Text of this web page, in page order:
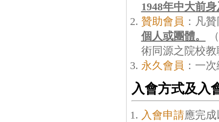
1948年中大前
贊助會員 ：凡
個人或團體。
術同源之院校
永久會員 ：一
入會方式及入
入會申請應完